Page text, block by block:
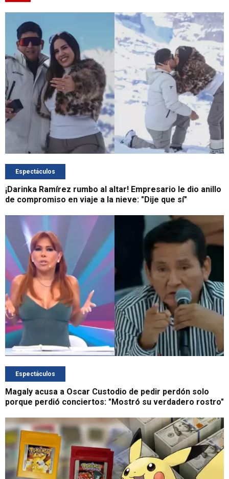
Espectáculos
¡Darinka Ramírez rumbo al altar! Empresario le dio anillo
de compromiso en viaje a la nieve: "Dije que sí"
Espectáculos
Magaly acusa a Oscar Custodio de pedir perdón solo
porque perdió conciertos: "Mostró su verdadero rostro"